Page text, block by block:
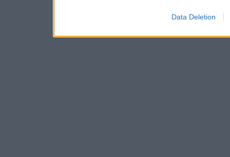
Data Deletion